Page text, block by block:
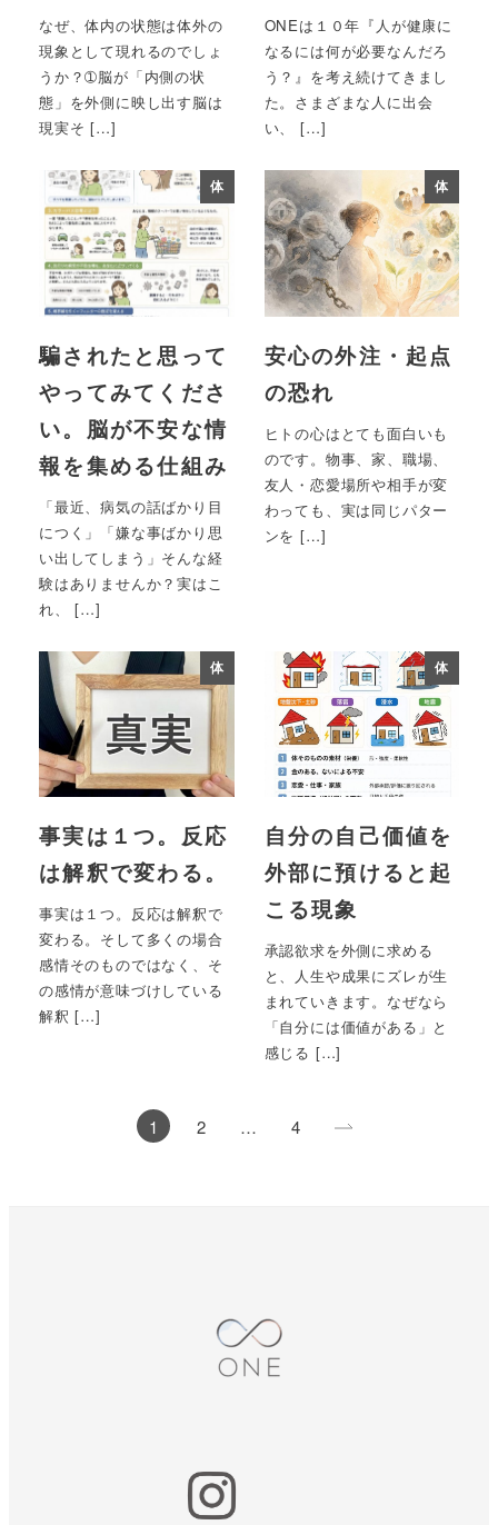
なぜ、体内の状態は体外の
現象として現れるのでしょ
うか？➀脳が「内側の状
態」を外側に映し出す脳は
現実そ […]
ONEは１０年『人が健康に
なるには何が必要なんだろ
う？』を考え続けてきまし
た。さまざまな人に出会
い、 […]
体
騙されたと思って
やってみてくださ
い。脳が不安な情
報を集める仕組み
「最近、病気の話ばかり目
につく」「嫌な事ばかり思
い出してしまう」そんな経
験はありませんか？実はこ
れ、 […]
体
安心の外注・起点
の恐れ
ヒトの心はとても面白いも
のです。物事、家、職場、
友人・恋愛場所や相手が変
わっても、実は同じパター
ンを […]
体
事実は１つ。反応
は解釈で変わる。
事実は１つ。反応は解釈で
変わる。そして多くの場合
感情そのものではなく、そ
の感情が意味づけしている
解釈 […]
体
自分の自己価値を
外部に預けると起
こる現象
承認欲求を外側に求める
と、人生や成果にズレが生
まれていきます。なぜなら
「自分には価値がある」と
感じる […]
1 2 … 4